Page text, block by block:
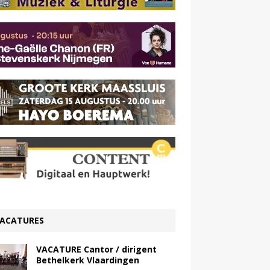
VACATURE Cantor / dirigent
Bethelkerk Vlaardingen